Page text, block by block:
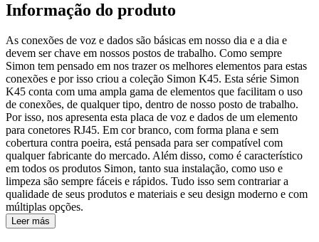
Informação do produto
As conexões de voz e dados são básicas em nosso dia e a dia e
devem ser chave em nossos postos de trabalho. Como sempre
Simon tem pensado em nos trazer os melhores elementos para estas
conexões e por isso criou a coleção Simon K45. Esta série Simon
K45 conta com uma ampla gama de elementos que facilitam o uso
de conexões, de qualquer tipo, dentro de nosso posto de trabalho.
Por isso, nos apresenta esta placa de voz e dados de um elemento
para conetores RJ45. Em cor branco, com forma plana e sem
cobertura contra poeira, está pensada para ser compatível com
qualquer fabricante do mercado. Além disso, como é característico
em todos os produtos Simon, tanto sua instalação, como uso e
limpeza são sempre fáceis e rápidos. Tudo isso sem contrariar a
qualidade de seus produtos e materiais e seu design moderno e com
múltiplas opções.
Leer más